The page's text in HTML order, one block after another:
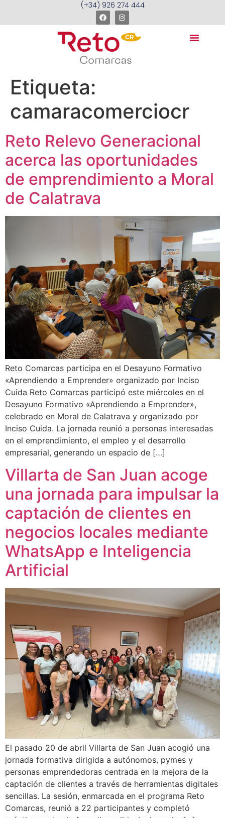
(+34) 926 274 444
Etiqueta:
camaracomerciocr
Reto Relevo Generacional
acerca las oportunidades
de emprendimiento a Moral
de Calatrava
Reto Comarcas participa en el Desayuno Formativo
«Aprendiendo a Emprender» organizado por Inciso
Cuida Reto Comarcas participó este miércoles en el
Desayuno Formativo «Aprendiendo a Emprender»,
celebrado en Moral de Calatrava y organizado por
Inciso Cuida. La jornada reunió a personas interesadas
en el emprendimiento, el empleo y el desarrollo
empresarial, generando un espacio de […]
Villarta de San Juan acoge
una jornada para impulsar la
captación de clientes en
negocios locales mediante
WhatsApp e Inteligencia
Artificial
El pasado 20 de abril Villarta de San Juan acogió una
jornada formativa dirigida a autónomos, pymes y
personas emprendedoras centrada en la mejora de la
captación de clientes a través de herramientas digitales
sencillas. La sesión, enmarcada en el programa Reto
Comarcas, reunió a 22 participantes y completó